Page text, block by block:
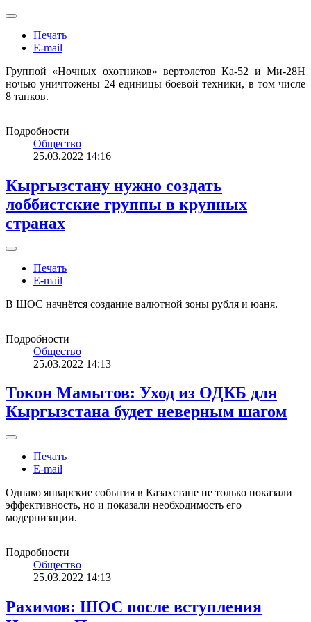
Печать
E-mail
Группой «Ночных охотников» вертолетов Ка-52 и Ми-28Н
ночью уничтожены 24 единицы боевой техники, в том числе
8 танков.
Подробности
Общество
25.03.2022 14:16
Кыргызстану нужно создать
лоббистские группы в крупных
странах
Печать
E-mail
В ШОС начнётся создание валютной зоны рубля и юаня.
Подробности
Общество
25.03.2022 14:13
Токон Мамытов: Уход из ОДКБ для
Кыргызстана будет неверным шагом
Печать
E-mail
Однако январские события в Казахстане не только показали
эффективность, но и показали необходимость его
модернизации.
Подробности
Общество
25.03.2022 14:13
Рахимов: ШОС после вступления